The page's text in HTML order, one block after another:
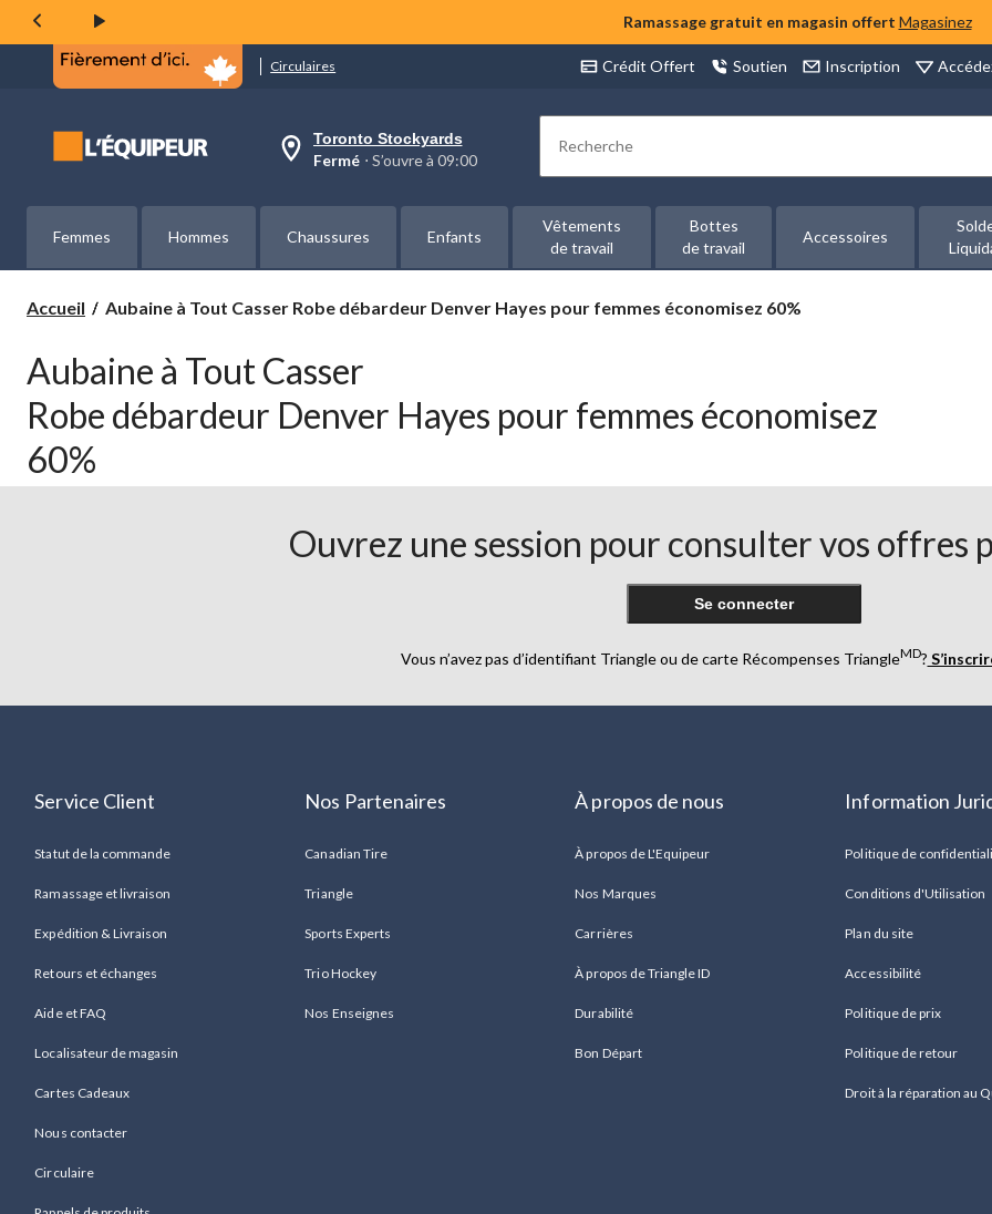
Ramassage gratuit en magasin offert Magasinez
Circulaires Crédit Offert Soutien Inscription
votre
est
Toronto
Stockyards,
S’ouvre
à
cliquer
pour
changer
Toronto Stockyards
Fermé ⋅ S’ouvre à 09:00 Rechercher
Femmes Hommes Chaussures Enfants
Vêtements
de travail
Bottes
de travail
Accessoires
Accueil
Aubaine
Casser
Robe
débardeur
Denver
Aubaine à Tout Casser Robe débardeur Denver Hayes pour femmes économisez 60%
Aubaine à Tout Casser
Robe débardeur Denver Hayes pour femmes économisez
60%
Ouvrez une session pour consulter vos offres
Se connecter
Vous n’avez pas d’identifiant Triangle ou de carte Récompenses TriangleMD?
Service Client
Statut de la commande
Ramassage et livraison
Expédition & Livraison
Retours et échanges
Aide et FAQ
Localisateur de magasin
Cartes Cadeaux
Nous contacter
Circulaire
Nos Partenaires
Canadian Tire
Triangle
Sports Experts
Trio Hockey
Nos Enseignes
À propos de nous
À propos de L'Equipeur
Nos Marques
Carrières
À propos de Triangle ID
Durabilité
Bon Départ
Information
Politique de
Conditions d'Utilisation
Plan du site
Accessibilité
Politique de prix
Politique de retour
Droit à la réparation au